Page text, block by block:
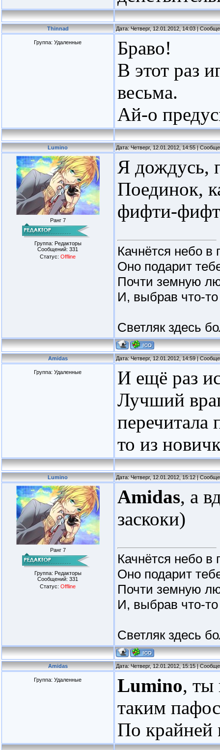
Thinnad Дата: Четверг, 12.01.2012, 14:03 |
Группа: Удаленные
Браво!
В этот раз
весьма.
Ай-о
Lumino Дата: Четверг, 12.01.2012, 14:55 |
Ранг 7
Группа: Редакторы
Сообщений: 331
Статус: Offline
Я дождусь,
Поединок,
фифти-
Качнётся небо в
Оно подарит
Почти земную
И, выбрав что-
Светляк здесь
Amidas Дата: Четверг, 12.01.2012, 14:59 |
Группа: Удаленные
И ещё раз
Лучший
перечитала
то из
Lumino Дата: Четверг, 12.01.2012, 15:12 |
Ранг 7
Группа: Редакторы
Сообщений: 331
Статус: Offline
Amidas, а
заскоки)
Качнётся небо в
Оно подарит
Почти земную
И, выбрав что-
Светляк здесь
Amidas Дата: Четверг, 12.01.2012, 15:15 |
Группа: Удаленные Lumino, ты
таким
По крайней